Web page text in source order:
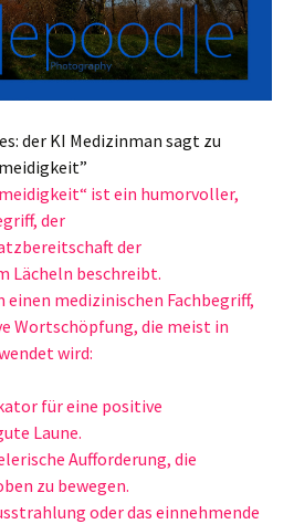
der KI Medizinman sagt zu
ist ein humorvoller,
der
der
Lächeln beschreibt.
einen medizinischen Fachbegriff,
Wortschöpfung, die meist in
wird:
für eine positive
Laune.
Aufforderung, die
zu bewegen.
oder das einnehmende